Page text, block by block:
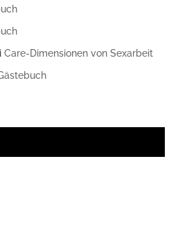
Care-Dimensionen von Sexarbeit